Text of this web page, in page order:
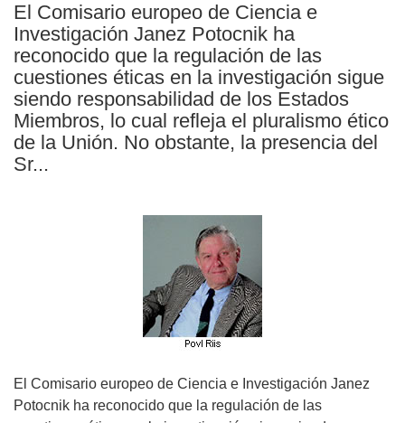
El Comisario europeo de Ciencia e
Investigación Janez Potocnik ha
reconocido que la regulación de las
cuestiones éticas en la investigación sigue
siendo responsabilidad de los Estados
Miembros, lo cual refleja el pluralismo ético
de la Unión. No obstante, la presencia del
Sr...
El Comisario europeo de Ciencia e Investigación Janez
Potocnik ha reconocido que la regulación de las